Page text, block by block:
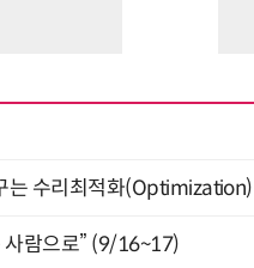
는 수리최적화
사람으로” (9/16~17)